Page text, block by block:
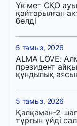
Үкімет СҚО
қайтарылған
бөлді
5 тамыз, 2026
ALMA LOVE:
президент
құндылық
5 тамыз, 2026
Қалқаман-2
тұрғын үйді